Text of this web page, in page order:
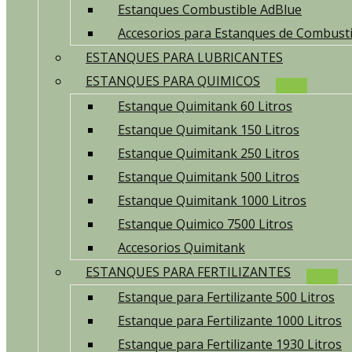
Estanques Combustible AdBlue
Accesorios para Estanques de
ESTANQUES PARA LUBRICANTES
ESTANQUES PARA QUIMICOS
Estanque Quimitank 60 Litros
Estanque Quimitank 150 Litros
Estanque Quimitank 250 Litros
Estanque Quimitank 500 Litros
Estanque Quimitank 1000 Litros
Estanque Quimico 7500 Litros
Accesorios Quimitank
ESTANQUES PARA FERTILIZANTES
Estanque para Fertilizante 500 Litros
Estanque para Fertilizante 1000 Litros
Estanque para Fertilizante 1930 Litros